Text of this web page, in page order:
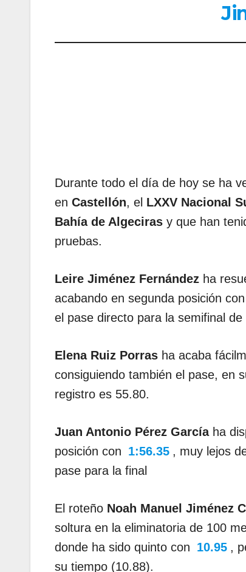
Durante todo el día de hoy se ha
en Castellón, el LXXV Nacional
Bahía de Algeciras y que han
pruebas.
Leire Jiménez Fernández ha
acabando en segunda posición con
el pase directo para la semifinal de
Elena Ruiz Porras ha acaba
consiguiendo también el pase, en
registro es 55.80.
Juan Antonio Pérez Garcíaha
posición con 1:56.35 , muy lejos
pase para la final
El roteño Noah Manuel Jiménez
soltura en la eliminatoria de 100
donde ha sido quinto con 10.95 ,
su tiempo (10.88).